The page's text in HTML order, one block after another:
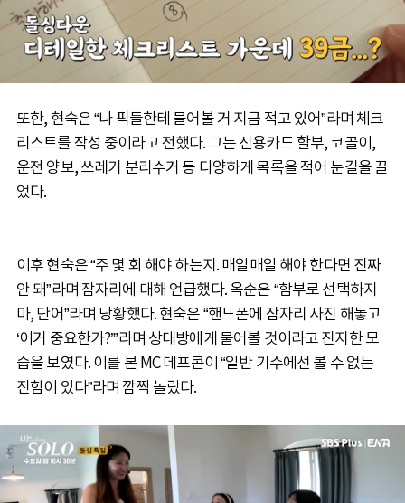
또한, 현숙은 “나 픽들한테 물어볼 거 지금 적고 있어”라며 체크
리스트를 작성 중이라고 전했다. 그는 신용카드 할부, 코골이,
운전 양보, 쓰레기 분리수거 등 다양하게 목록을 적어 눈길을 끌
었다.
이후 현숙은 “주 몇 회 해야 하는지. 매일매일 해야 한다면 진짜
안 돼”라며 잠자리에 대해 언급했다. 옥순은 “함부로 선택하지
마, 단어”라며 당황했다. 현숙은 “핸드폰에 잠자리 사진 해놓고
‘이거 중요한가?’”라며 상대방에게 물어볼 것이라고 진지한 모
습을 보였다. 이를 본 MC 데프콘이 “일반 기수에선 볼 수 없는
진함이 있다”라며 깜짝 놀랐다.